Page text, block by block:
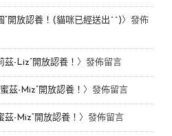
”開放認養！(貓咪已經送出^^) 〉發佈
茲-Liz”開放認養！ 〉發佈留言
茲-Miz”開放認養！ 〉發佈留言
茲-Miz”開放認養！ 〉發佈留言